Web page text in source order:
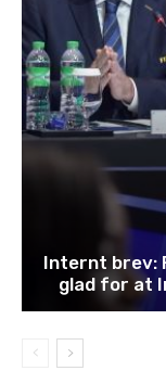
Internt brev:
glad for at